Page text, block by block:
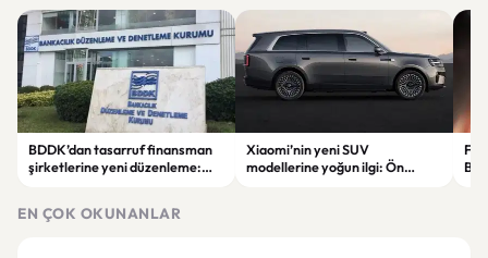
BDDK’dan tasarruf finansman
şirketlerine yeni düzenleme:
Xiaomi’nin yeni SUV
modellerine yoğun ilgi: Ön
EN ÇOK OKUNANLAR